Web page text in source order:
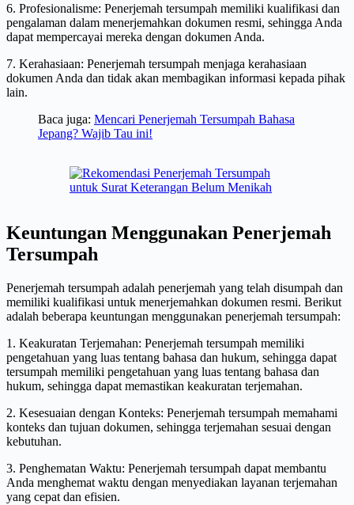
6. Profesionalisme: Penerjemah tersumpah memiliki kualifikasi dan
pengalaman dalam menerjemahkan dokumen resmi, sehingga Anda
dapat mempercayai mereka dengan dokumen Anda.
7. Kerahasiaan: Penerjemah tersumpah menjaga kerahasiaan
dokumen Anda dan tidak akan membagikan informasi kepada pihak
lain.
Baca juga: Mencari Penerjemah Tersumpah Bahasa
Jepang? Wajib Tau ini!
Keuntungan Menggunakan Penerjemah
Tersumpah
Penerjemah tersumpah adalah penerjemah yang telah disumpah dan
memiliki kualifikasi untuk menerjemahkan dokumen resmi. Berikut
adalah beberapa keuntungan menggunakan penerjemah tersumpah:
1. Keakuratan Terjemahan: Penerjemah tersumpah memiliki
pengetahuan yang luas tentang bahasa dan hukum, sehingga dapat
tersumpah memiliki pengetahuan yang luas tentang bahasa dan
hukum, sehingga dapat memastikan keakuratan terjemahan.
2. Kesesuaian dengan Konteks: Penerjemah tersumpah memahami
konteks dan tujuan dokumen, sehingga terjemahan sesuai dengan
kebutuhan.
3. Penghematan Waktu: Penerjemah tersumpah dapat membantu
Anda menghemat waktu dengan menyediakan layanan terjemahan
yang cepat dan efisien.